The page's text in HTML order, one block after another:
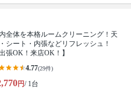
全体を本格ルームクリーニング！天
シート・内張などリフレッシュ！
出張OK！来店OK！】
4.77(29件)
円/ 1台